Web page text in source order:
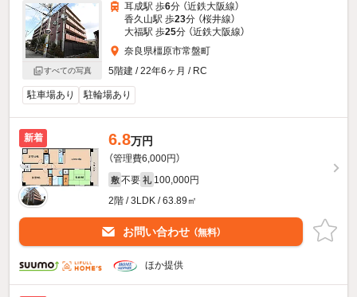
すべての写真
耳成駅 歩6分 （近鉄大阪線）
香久山駅 歩23分 （桜井線）
大福駅 歩25分 （近鉄大阪線）
奈良県橿原市常盤町
5階建 / 22年6ヶ月 / RC
駐車場あり 駐輪場あり
新着 6.8万円
（管理費6,000円）
敷 不要 礼 100,000円
2階 / 3LDK / 63.89㎡
お問い合わせ （無料）
ほか提供